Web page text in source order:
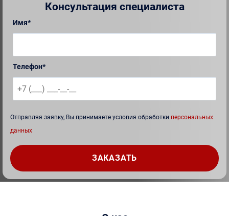
Консультация специалиста
Имя*
Телефон*
Отправляя заявку, Вы принимаете условия обработки персональных
данных